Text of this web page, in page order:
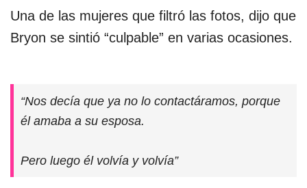
Una de las mujeres que filtró las fotos, dijo que
Bryon se sintió “culpable” en varias ocasiones.
“Nos decía que ya no lo contactáramos, porque
él amaba a su esposa.
Pero luego él volvía y volvía”